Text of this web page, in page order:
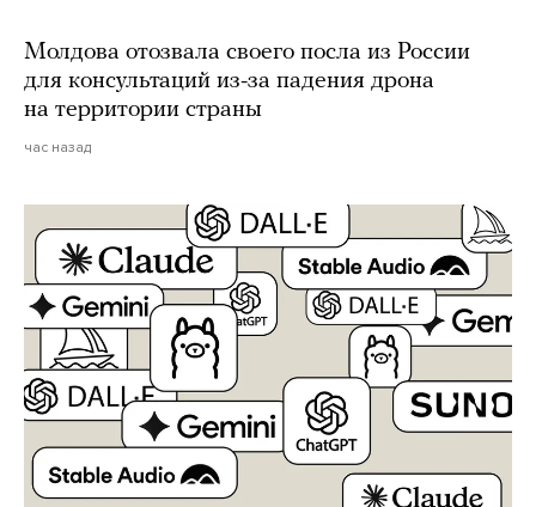
Молдова отозвала своего посла из России
для консультаций из-за падения дрона
на территории страны
час назад